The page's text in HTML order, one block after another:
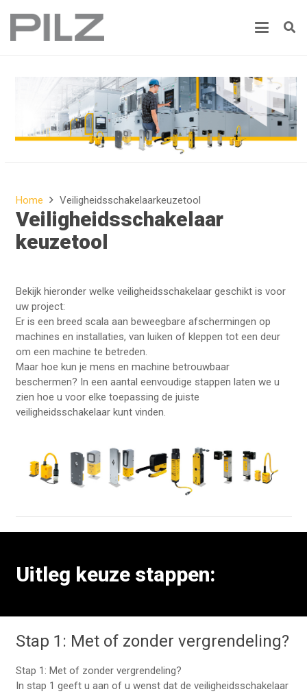
Home Veiligheidsschakelaarkeuzetool
Veiligheidsschakelaar
keuzetool
Bekijk hieronder welke veiligheidsschakelaar geschikt is voor
uw project:
Er is een breed scala aan beweegbare afschermingen op
machines en installaties, van luiken of kleppen tot een deur
om een machine te betreden.
Maar hoe kun je mens en machine betrouwbaar
beschermen? In een aantal eenvoudige stappen laten we u
zien hoe u voor elke toepassing de juiste
veiligheidsschakelaar kunt vinden.
Uitleg keuze stappen:
Stap 1: Met of zonder vergrendeling?
Stap 1: Met of zonder vergrendeling?
In stap 1 geeft u aan of u wenst dat de veiligheidsschakelaar